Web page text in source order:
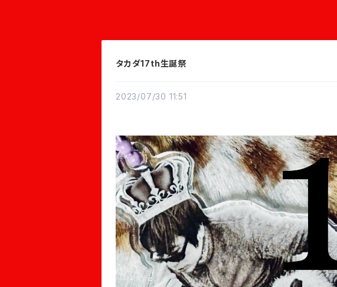
タカダ17th生誕祭
2023/07/30 11:51